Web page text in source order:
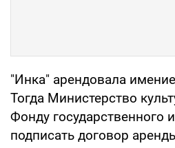
"Инка" арендовала
Тогда Министерство
Фонду государственного
подписать договор